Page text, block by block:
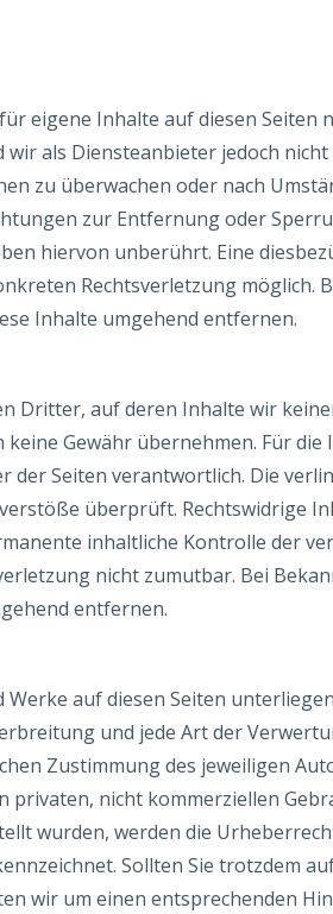
eigene Inhalte auf diesen Seiten
wir als Diensteanbieter jedoch
zu überwachen oder nach
zur Entfernung oder
hiervon unberührt. Eine
Rechtsverletzung möglich.
Inhalte umgehend entfernen.
Dritter, auf deren Inhalte wir
Gewähr übernehmen. Für
Seiten verantwortlich. Die
überprüft. Rechtswidrige
inhaltliche Kontrolle der
nicht zumutbar. Bei
entfernen.
auf diesen Seiten
und jede Art der
Zustimmung des jeweiligen
privaten, nicht kommerziellen
wurden, werden die
Sollten Sie trotzdem
wir um einen entsprechenden